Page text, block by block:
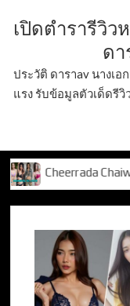
เปิดตำรารีวิว
ดา
ประวัติ ดาราav นางเอ
แรง รับข้อมูลตัวเด็ดรี
วาร์ปสาวเชียงใหม่ ฐา